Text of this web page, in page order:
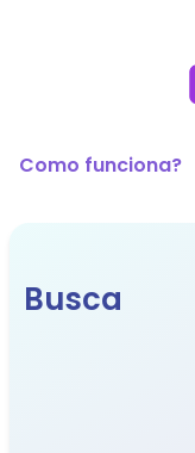
Como funciona?
Busca